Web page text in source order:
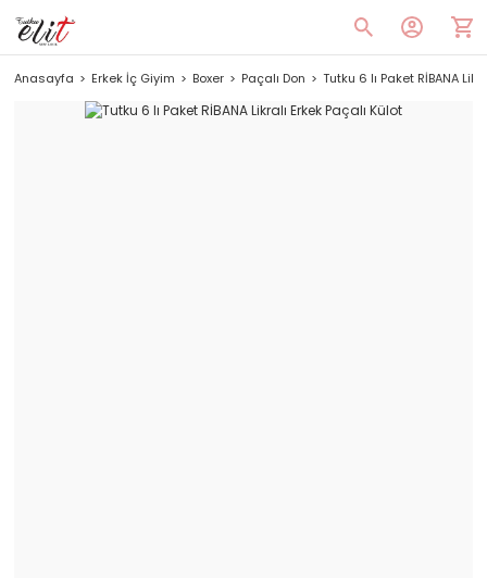
Anasayfa Erkek İç Giyim Boxer Paçalı Don Tutku 6 lı Paket RİBANA